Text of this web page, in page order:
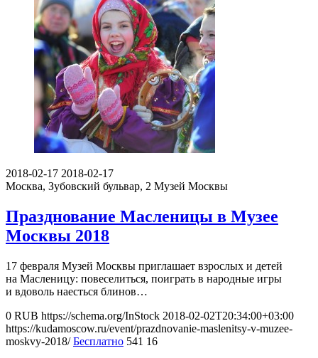
2018-02-17 2018-02-17
Москва, Зубовский бульвар, 2 Музей Москвы
Празднование Масленицы в Музее
Москвы 2018
17 февраля Музей Москвы приглашает взрослых и детей
на Масленицу: повеселиться, поиграть в народные игры
и вдоволь наесться блинов…
0 RUB https://schema.org/InStock 2018-02-02T20:34:00+03:00
https://kudamoscow.ru/event/prazdnovanie-maslenitsy-v-muzee-
moskvy-2018/ Бесплатно 541 16